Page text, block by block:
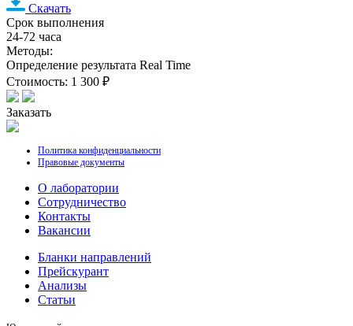
Скачать
Срок выполнения
24-72 часа
Методы:
Определение результата Real Time
Стоимость: 1 300 ₽
Заказать
Политика конфиденциальности
Правовые документы
О лаборатории
Cотрудничество
Контакты
Вакансии
Бланки направлений
Прейскурант
Анализы
Статьи